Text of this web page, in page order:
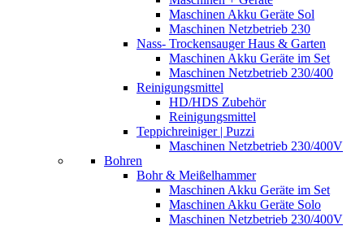
Maschinen Akku Geräte Sol
Maschinen Netzbetrieb 230
Nass- Trockensauger Haus & Garten
Maschinen Akku Geräte im Set
Maschinen Netzbetrieb 230/400
Reinigungsmittel
HD/HDS Zubehör
Reinigungsmittel
Teppichreiniger | Puzzi
Maschinen Netzbetrieb 230/400V
Bohren
Bohr & Meißelhammer
Maschinen Akku Geräte im Set
Maschinen Akku Geräte Solo
Maschinen Netzbetrieb 230/400V